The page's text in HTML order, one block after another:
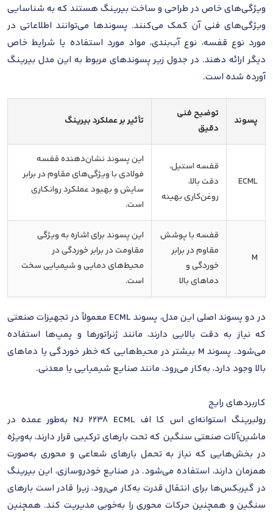
ویژگی‌های خاص در طراحی و ساخت بیرینگ هستند که به شناسایی
ویژگی‌های فنی آن کمک می‌کنند. پسوندها می‌توانند اطلاعاتی در
مورد نوع قفسه، نوع آب‌بندی، مواد مورد استفاده یا شرایط خاص
دیگر ارائه دهند. در جدول زیر پسوندهای مربوط به این مدل بیرینگ
آورده شده است.
پسوند
توضیح فنی
دقیق
تأثیر بر عملکرد بیرینگ
ECML
قفسه استیل،
دقت بالا،
روغن‌کاری بهینه
این پسوند نشان‌دهنده قفسه
فولادی با ویژگی‌های مقاوم در برابر
سایش و بهبود عملکرد روانکاری
است.
M
قفسه با پوشش
مقاوم در برابر
خوردگی و
دماهای بالا
این پسوند برای اشاره به ویژگی
مقاومت در برابر خوردگی در
محیط‌های دمایی و شیمیایی سخت
است.
در دو پسوند اصلی این مدل، پسوند ECML معمولاً در تجهیزات صنعتی
که نیاز به دقت بالایی دارند، مانند ژنراتورها و پمپ‌ها استفاده
می‌شود. پسوند M بیشتر در محیط‌هایی که خطر خوردگی یا دماهای
بالا وجود دارد، به‌کار می‌رود، مانند صنایع شیمیایی یا معدنی.
کاربردهای رایج
رولبرینگ استوانه‌ای اس کا اف NJ 2238 ECML به‌طور عمده در
ماشین‌آلات صنعتی سنگین که تحت بارهای ترکیبی قرار دارند، به‌ویژه
در بخش‌هایی که نیاز به تحمل بارهای شعاعی و محوری به‌صورت
همزمان دارند، استفاده می‌شود. در صنایع خودروسازی، این بیرینگ
در گیربکس‌ها برای انتقال قدرت به‌کار می‌رود، زیرا قادر است بارهای
سنگین و همچنین حرکات محوری را به‌خوبی مدیریت کند. همچنین